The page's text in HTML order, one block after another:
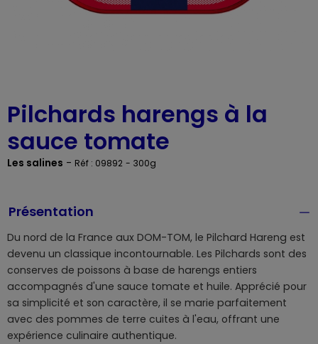
Pilchards harengs à la
sauce tomate
Les salines - Réf : 09892 - 300g
Présentation
Du nord de la France aux DOM-TOM, le Pilchard Hareng est
devenu un classique incontournable. Les Pilchards sont des
conserves de poissons à base de harengs entiers
accompagnés d'une sauce tomate et huile. Apprécié pour
sa simplicité et son caractère, il se marie parfaitement
avec des pommes de terre cuites à l'eau, offrant une
expérience culinaire authentique.